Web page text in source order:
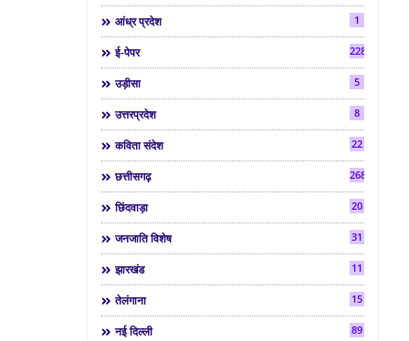
आंध्र प्रदेश 1
ई-पेपर 2286
उड़ीसा 5
उत्तरप्रदेश 8
कविता संदेश 22
छत्तीसगढ़ 268
छिंदवाड़ा 20
जनजाति विशेष 31
झारखंड 11
तेलंगाना 15
नई दिल्ली 89